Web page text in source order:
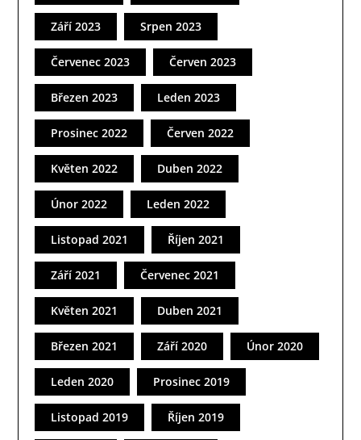
Září 2023 Srpen 2023
Červenec 2023 Červen 2023
Březen 2023 Leden 2023
Prosinec 2022 Červen 2022
Květen 2022 Duben 2022
Únor 2022 Leden 2022
Listopad 2021 Říjen 2021
Září 2021 Červenec 2021
Květen 2021 Duben 2021
Březen 2021 Září 2020 Únor 2020
Leden 2020 Prosinec 2019
Listopad 2019 Říjen 2019